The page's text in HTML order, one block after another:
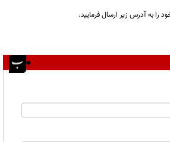
را به آدرس زیر ارسال فرمایید.